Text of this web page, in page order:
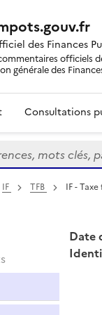
des Finances
officiels
générale des
Consultations
mots clés,
IF TFB IF -
Date